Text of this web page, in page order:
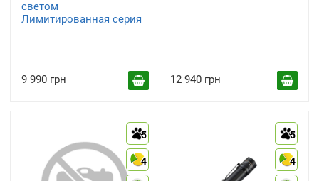
светом
Лимитированная серия
9 990 грн 12 940 грн
5
4
5
4